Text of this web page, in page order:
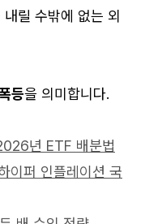
릴 수밖에 없는 외
등을 의미합니다.
년 ETF 배분법
이퍼 인플레이션 국